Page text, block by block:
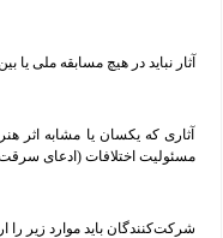
آثار نباید در هیچ مسابقه ملی یا
آثاری که یکسان یا مشابه اثر
مسئولیت اختلافات (ادعای
شرکت‌کنندگان باید موارد زیر را